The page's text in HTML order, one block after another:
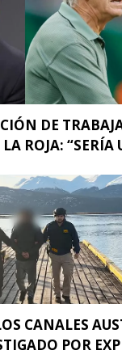
DE
ROJA: “SERÍA
CANALES
POR